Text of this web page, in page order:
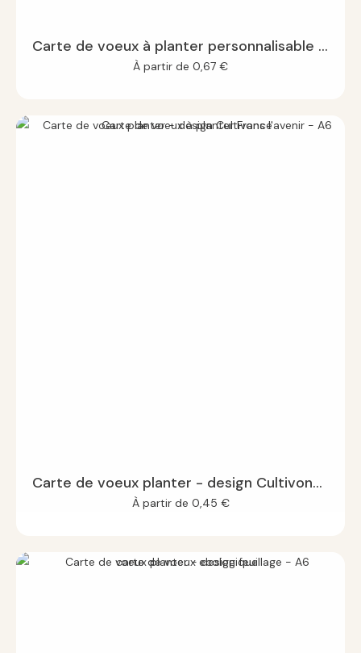
Carte de voeux à planter personnalisable - Découpe arche
À partir de 0,67 €
Carte de voeux planter - design Cultivons l'avenir - A6
À partir de 0,45 €